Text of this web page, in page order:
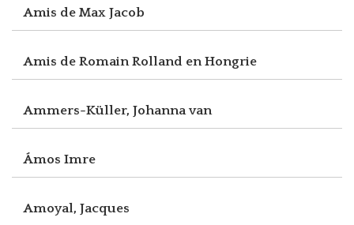
Amis de Max Jacob
Amis de Romain Rolland en Hongrie
Ammers-Küller, Johanna van
Ámos Imre
Amoyal, Jacques